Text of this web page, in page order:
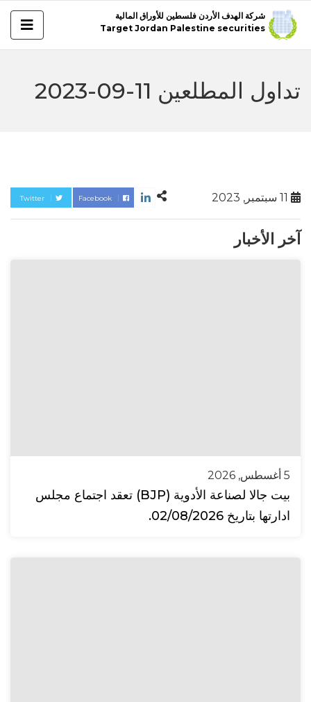
شركة الهدف الأردن فلسطين للأوراق المالية
Target Jordan Palestine securities
تداول المطلعين 11-09-2023
Twitter Facebook
آخر الأخبار
5 أغسطس, 2026
بيت جالا لصناعة الأدوية (BJP) تعقد اجتماع مجلس
ادارتها بتاريخ 02/08/2026.